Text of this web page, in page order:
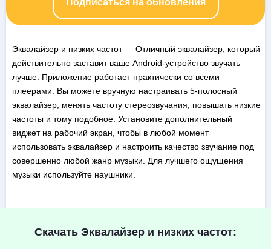
Подписаться на обновления
Эквалайзер и низких частот — Отличный эквалайзер, который
действительно заставит ваше Android-устройство звучать
лучше. Приложение работает практически со всеми
плеерами. Вы можете вручную настраивать 5-полосный
эквалайзер, менять частоту стереозвучания, повышать низкие
частоты и тому подобное. Установите дополнительный
виджет на рабочий экран, чтобы в любой момент
использовать эквалайзер и настроить качество звучание под
совершенно любой жанр музыки. Для лучшего ощущения
музыки используйте наушники.
Скачать Эквалайзер и низких частот: